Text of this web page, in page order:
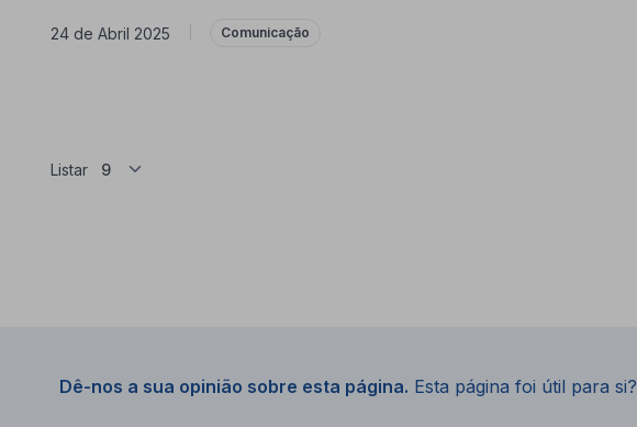
24 de Abril 2025 Comunicação
Listar
Dê-nos a sua opinião sobre esta página. Esta página foi útil para si?